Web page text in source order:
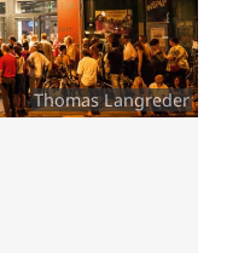
Thomas Langreder